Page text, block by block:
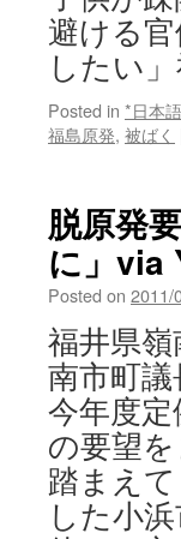
避ける
したい
Posted in *日本語
福島原発, 被ばく
脱原発
に」via
Posted on 2011/
福井県
南市町
今年度
の要望
踏まえ
した小